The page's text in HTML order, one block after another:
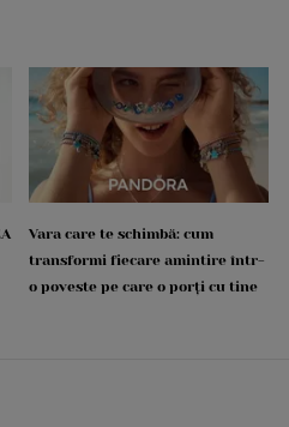
Vara care te schimbă: cum
transformi fiecare amintire într-
o poveste pe care o porți cu tine